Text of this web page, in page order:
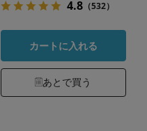
4.8（532）
カートに入れる
あとで買う